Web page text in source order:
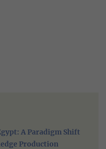
A Paradigm Shift
Production